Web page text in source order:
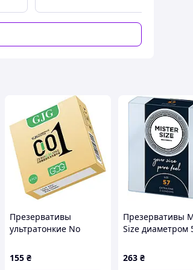
сделали их более тонкими и
стенки всего 0,05–0,06 мм
или материалов
в соответствии с
маркировку CE и
Презервативы
ультратонкие No
шт (2104619051)
155 ₴
Презервативы
Size диаметром
максимального
комфорта и
263 ₴